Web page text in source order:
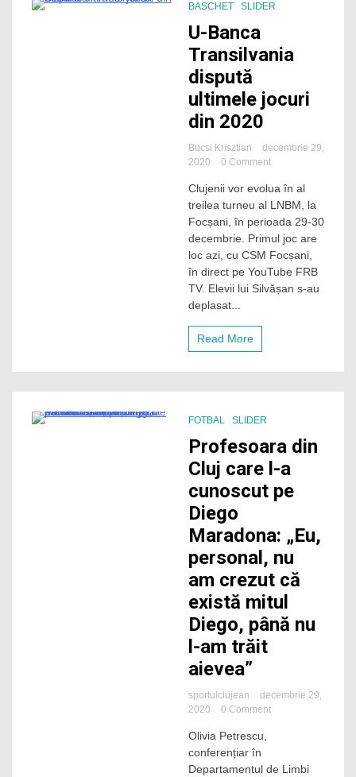
BASCHET SLIDER
U-Banca
Transilvania
dispută
ultimele jocuri
din 2020
Bucsi Krisztian
decembrie 29,
2020
0 Commenton
Banca
Transilvania
dispută
ultimele
jocuri
din
2020
Clujenii vor evolua în al
treilea turneu al LNBM, la
Focșani, în perioada 29-30
decembrie. Primul joc are
loc azi, cu CSM Focșani,
în direct pe YouTube FRB
TV. Elevii lui Silvășan s-au
deplasat...
Read More
FOTBAL SLIDER
Profesoara din
Cluj care l-a
cunoscut pe
Diego
Maradona: „Eu,
personal, nu
am crezut că
există mitul
Diego, până nu
l-am trăit
aievea”
sportulclujean
decembrie 29,
2020
0 Commenton
care
Olivia Petrescu,
conferențiar în
Departamentul de Limbi